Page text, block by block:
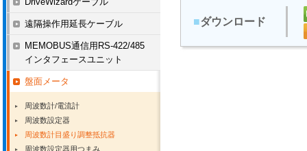
■ダウンロード
遠隔操作用延長ケーブル
MEMOBUS通信用RS-422/485
インタフェースユニット
盤面メータ
周波数計/電流計
周波数設定器
周波数計目盛り調整抵抗器
周波数設定器用つまみ